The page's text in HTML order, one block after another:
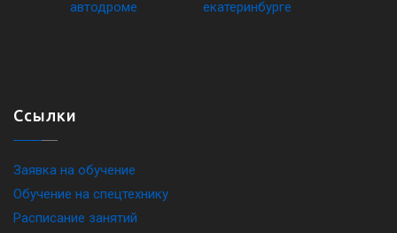
Ссылки
Заявка на обучение
Обучение на спецтехнику
Расписание занятий